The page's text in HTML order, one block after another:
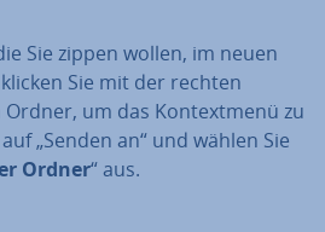
Sie zippen wollen, im neuen
Sie mit der rechten
um das Kon­text­me­nü zu
„Senden an“ und wählen Sie
Ordner“ aus.